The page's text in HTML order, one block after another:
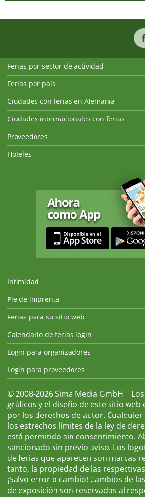
Ferias por sector de actividad
Ferias por país
Ciudades con ferias en Alemania
Ciudades internacionales con ferias
Proveedores
Hoteles
Intimidad
Pie de imprenta
Ferias para su sitio web
Calendario de ferias login
Login para organizadores
Login para proveedores
© 2008-2026 Sima Media GmbH |
gráficos y el diseño de este sitio web
por los derechos de autor. Cualquier
los estrechos límites de la ley de
está permitido sin consentimiento.
sancionado sin previo aviso. Los
de ferias que aparecen son marcas
tanto, la propiedad de las
¡Salvo error o cambio! Cambios de
de exposición son reservados al